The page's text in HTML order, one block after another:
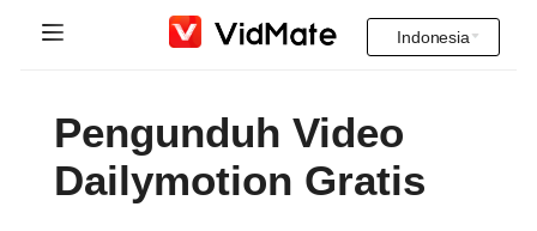
Video India
Indonesia
Deutsch
English
Pengunduh Video
Dailymotion Gratis